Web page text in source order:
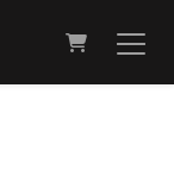
Warenkorb